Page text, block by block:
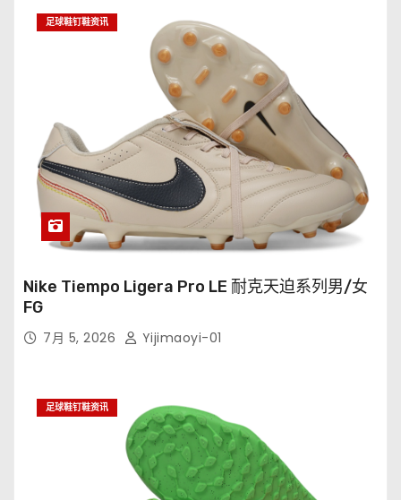
足球鞋钉鞋资讯
Nike Tiempo Ligera Pro LE 耐克天迫系列男/女
FG
7月 5, 2026 Yijimaoyi-01
足球鞋钉鞋资讯